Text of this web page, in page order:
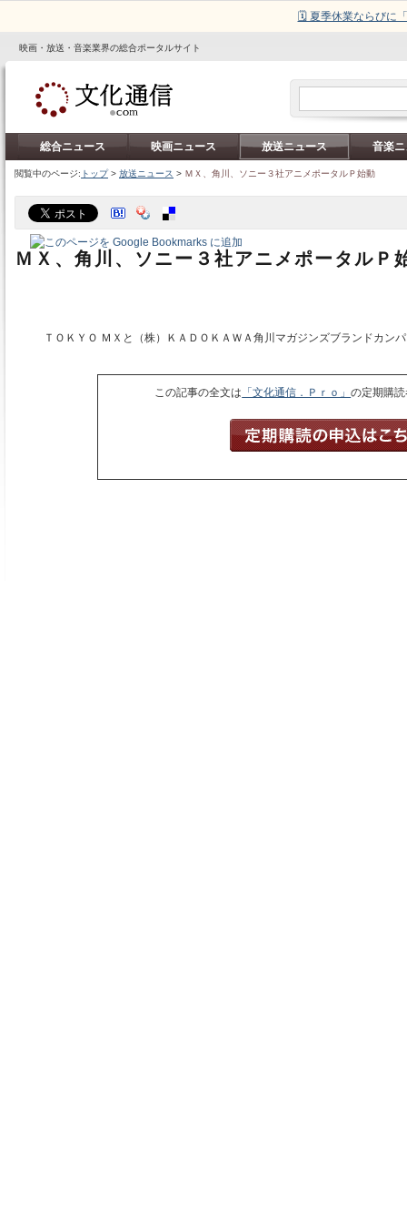
🗓️ 夏季休業ならびに
映画・放送・音楽業界の総合ポータルサイト
総合ニュース 映画ニュース 放送ニュース 音楽
閲覧中のページ: トップ> 放送ニュース > ＭＸ、角川、ソニー３社アニメポータルＰ始動
ＭＸ、角川、ソニー３社アニメポータルＰ
ＴＯＫＹＯ ＭＸと（株）ＫＡＤＯＫＡＷＡ角川マガジンズブランドカン
この記事の全文は 「文化通信．Ｐｒｏ」の定期購